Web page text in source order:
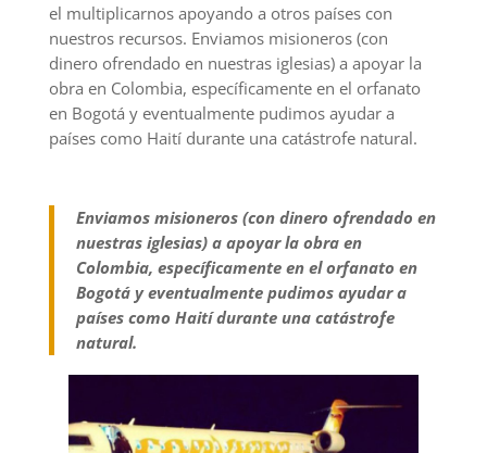
el multiplicarnos apoyando a otros países con
nuestros recursos. Enviamos misioneros (con
dinero ofrendado en nuestras iglesias) a apoyar la
obra en Colombia, específicamente en el orfanato
en Bogotá y eventualmente pudimos ayudar a
países como Haití durante una catástrofe natural.
Enviamos misioneros (con dinero ofrendado en
nuestras iglesias) a apoyar la obra en
Colombia, específicamente en el orfanato en
Bogotá y eventualmente pudimos ayudar a
países como Haití durante una catástrofe
natural.